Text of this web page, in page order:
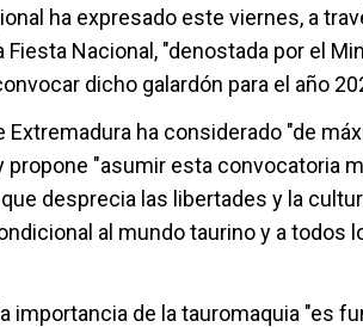
ha expresado este viernes, a
Fiesta Nacional, "denostada por el
dicho galardón para el año
ha considerado "de
"asumir esta convocatoria
desprecia las libertades y la
al mundo taurino y a todos
importancia de la tauromaquia "es